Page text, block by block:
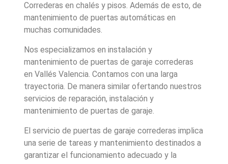
Correderas en chalés y pisos. Además de esto, de
mantenimiento de puertas automáticas en
muchas comunidades.
Nos especializamos en instalación y
mantenimiento de puertas de garaje correderas
en Vallés Valencia. Contamos con una larga
trayectoria. De manera similar ofertando nuestros
servicios de reparación, instalación y
mantenimiento de puertas de garaje.
El servicio de puertas de garaje correderas implica
una serie de tareas y mantenimiento destinados a
garantizar el funcionamiento adecuado y la